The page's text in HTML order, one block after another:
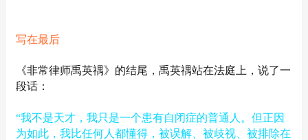
写在最后
《非常律师禹英禑》的结尾，禹英禑站在法庭上，说了一
段话：
“我不是天才，我只是一个患有自闭症的普通人。但正因
为如此，我比任何人都懂得，被误解、被歧视、被排除在